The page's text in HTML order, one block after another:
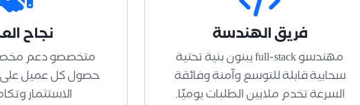
فريق الهندسة
مهندسو full-stack يبنون بنية تحتية
سحابية قابلة للتوسع وآمنة وفائقة
السرعة تخدم ملايين الطلبات يوميًا.
نجاح
متخصصو دعم
حصول كل عميل على
الاستثمار